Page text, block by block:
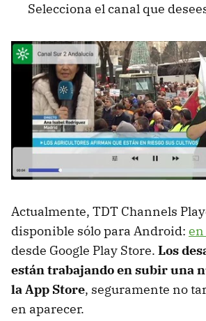
Selecciona el canal que
Actualmente, TDT Channels
disponible sólo para Android:
desde Google Play Store. Los
están trabajando en subir una
la App Store, seguramente no
en aparecer.